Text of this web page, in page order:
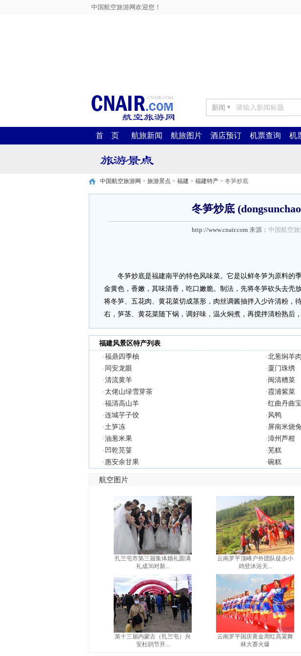
中国航空旅游网欢迎您！
新闻 ▼
首 页 航旅新闻 航旅图片 酒店预订 机票查询 机
中国航空旅游网 > 旅游景点 > 福建 > 福建特产 > 冬笋炒底
冬笋炒底
http://www.cnair.com 来源： 中国航空旅
冬笋炒底是福建南平的特色风味菜。它是以鲜冬笋为原料的
金黄色，香嫩，其味清香，吃口嫩脆。制法，先将冬笋砍头去壳
将冬笋、五花肉、黄花菜切成茎形，肉丝调酱抽拌入少许清粉，
右，笋茎、黄花菜随下锅，调好味，温火焖煮，再搅拌清粉熟
福建风景区特产列表
·福鼎四季柚 ·北葱焖羊肉
· 同安龙眼 · 厦门珠绣
·清流黄羊 · 闽清糟菜
· 太佬山绿雪芽茶 · 霞浦紫菜
·福清高山羊 ·红曲丹曲宝
·连城芋子饺 · 风鸭
·土笋冻 · 屏南米烧
·油葱米果 ·漳州芦柑
· 凹乾芫荽 ·芜糕
·惠安余甘果 ·碗糕
航空图片
扎兰屯市第三届集体婚礼圆满
礼成36对新...
第十三届内蒙古（扎兰屯）兴
安杜鹃节开...
云南罗平顶峰户外团队徒步小
鸡登沐浴天...
云南罗平国庆黄金周红高粱舞
林大赛火爆